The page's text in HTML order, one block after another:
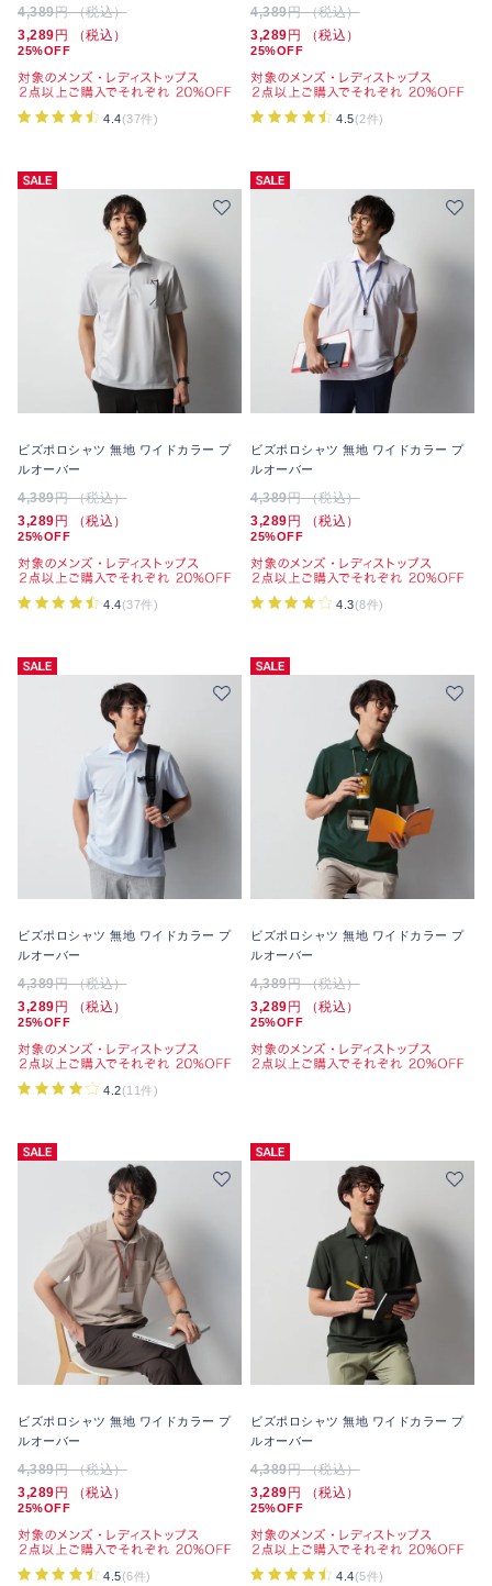
4,389円 （税込）
3,289円 （税込）
25%OFF
4.4(37件)
4,389円 （税込）
3,289円 （税込）
25%OFF
4.5(2件)
ビズポロシャツ 無地 ワイドカラー プ
ルオーバー
4,389円 （税込）
3,289円 （税込）
25%OFF
4.4(37件)
ビズポロシャツ 無地 ワイドカラー プ
ルオーバー
4,389円 （税込）
3,289円 （税込）
25%OFF
4.3(8件)
ビズポロシャツ 無地 ワイドカラー プ
ルオーバー
4,389円 （税込）
3,289円 （税込）
25%OFF
4.2(11件)
ビズポロシャツ 無地 ワイドカラー プ
ルオーバー
4,389円 （税込）
3,289円 （税込）
25%OFF
ビズポロシャツ 無地 ワイドカラー プ
ルオーバー
4,389円 （税込）
3,289円 （税込）
25%OFF
4.5(6件)
ビズポロシャツ 無地 ワイドカラー プ
ルオーバー
4,389円 （税込）
3,289円 （税込）
25%OFF
4.4(5件)